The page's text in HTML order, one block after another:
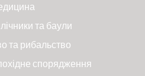
та баули
та рибальство
спорядження